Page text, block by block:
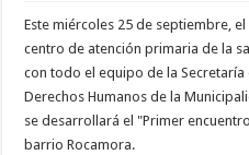
Este miércoles 25 de septiembre,
centro de atención primaria de la
con todo el equipo de la Secretaría
Derechos Humanos de la
se desarrollará el "Primer
barrio Rocamora.